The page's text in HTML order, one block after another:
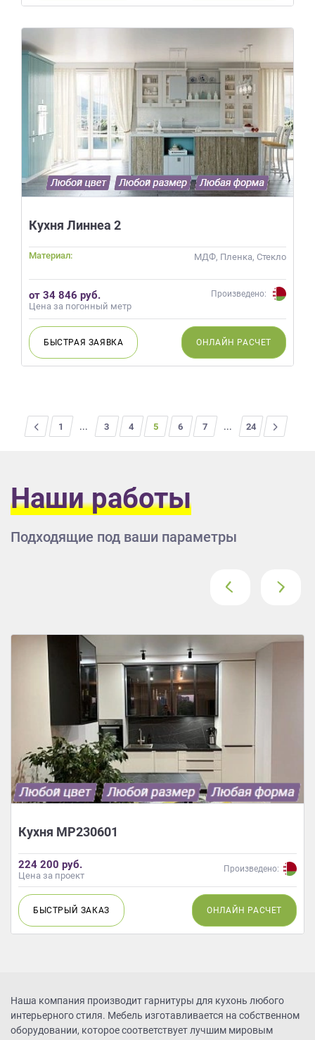
Кухня Линнеа 2
Материал: МДФ, Пленка, Стекло
от 34 846 руб.
Цена за погонный метр
Произведено:
БЫСТРАЯ ЗАЯВКА ОНЛАЙН РАСЧЕТ
1 ... 3 4 5 6 7 ... 24
>
Наши работы
Подходящие под ваши параметры
Кухня МР230601
224 200 руб.
Цена за проект
Произведено:
БЫСТРЫЙ ЗАКАЗ ОНЛАЙН РАСЧЕТ
Наша компания производит гарнитуры для кухонь любого
интерьерного стиля. Мебель изготавливается на собственном
оборудовании, которое соответствует лучшим мировым